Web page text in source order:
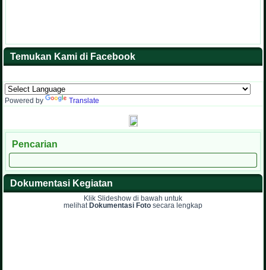
Temukan Kami di Facebook
Powered by Translate
Pencarian
Dokumentasi Kegiatan
Klik Slideshow di bawah untuk
melihat Dokumentasi Foto secara lengkap